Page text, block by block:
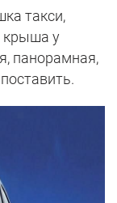
такси,
крыша у
панорамная,